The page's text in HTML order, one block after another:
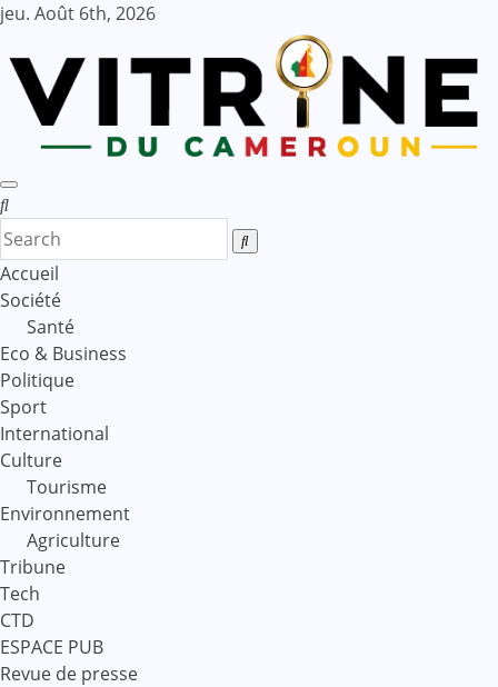
Skip
content
jeu. Août 6th, 2026
Accueil
Société
Santé
Eco & Business
Politique
Sport
International
Culture
Tourisme
Environnement
Agriculture
Tribune
Tech
CTD
ESPACE PUB
Revue de presse